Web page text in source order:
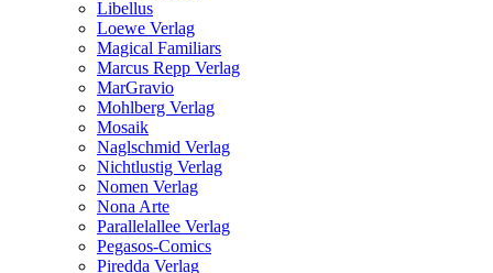
Libellus
Loewe Verlag
Magical Familiars
Marcus Repp Verlag
MarGravio
Mohlberg Verlag
Mosaik
Naglschmid Verlag
Nichtlustig Verlag
Nomen Verlag
Nona Arte
Parallelallee Verlag
Pegasos-Comics
Piredda Verlag